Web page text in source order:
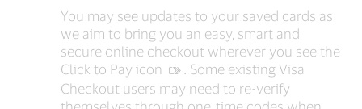
You may see updates to your saved cards as
we aim to bring you an easy, smart and
secure online checkout wherever you see the
Click to Pay icon
‍. Some existing Visa
Checkout users may need to re-verify